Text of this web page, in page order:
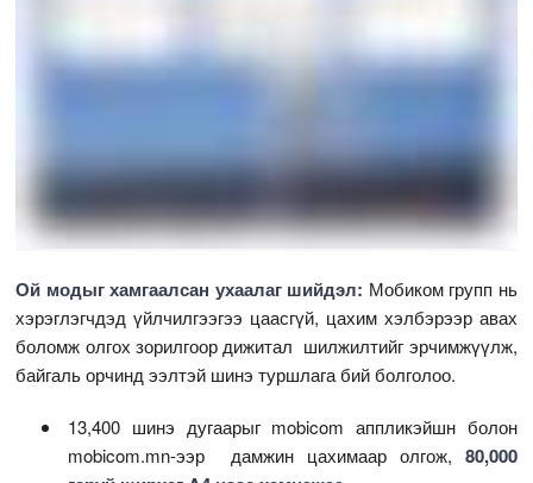
Ой модыг хамгаалсан ухаалаг шийдэл: Мобиком групп нь
хэрэглэгчдэд үйлчилгээгээ цаасгүй, цахим хэлбэрээр авах
боломж олгох зорилгоор дижитал шилжилтийг эрчимжүүлж,
байгаль орчинд ээлтэй шинэ туршлага бий болголоо.
13,400 шинэ дугаарыг mobicom аппликэйшн болон
mobicom.mn-ээр дамжин цахимаар олгож, 80,000